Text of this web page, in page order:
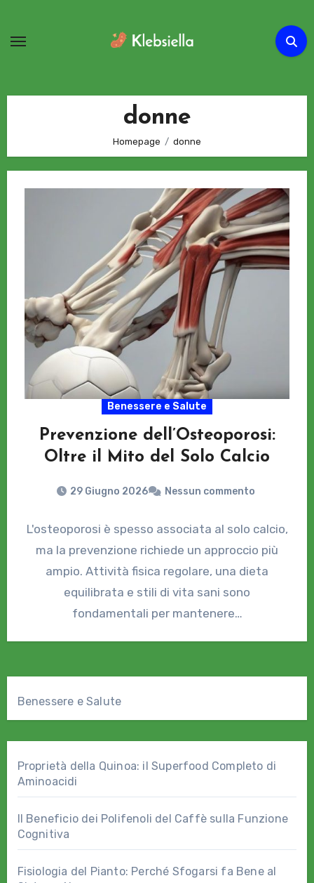
contenuto
donne
Homepage donne
Benessere e Salute
Prevenzione dell’Osteoporosi:
Oltre il Mito del Solo Calcio
29 Giugno 2026 Nessun commento
L'osteoporosi è spesso associata al solo calcio,
ma la prevenzione richiede un approccio più
ampio. Attività fisica regolare, una dieta
equilibrata e stili di vita sani sono
fondamentali per mantenere…
Benessere e Salute
Proprietà della Quinoa: il Superfood Completo di
Aminoacidi
Il Beneficio dei Polifenoli del Caffè sulla Funzione
Cognitiva
Fisiologia del Pianto: Perché Sfogarsi fa Bene al